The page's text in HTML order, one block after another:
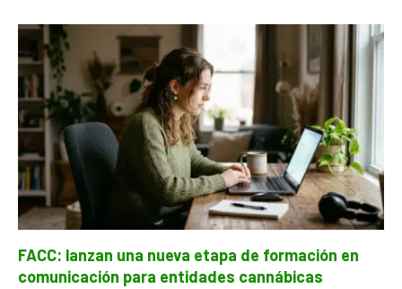
FACC: lanzan una nueva etapa de formación en
comunicación para entidades cannábicas